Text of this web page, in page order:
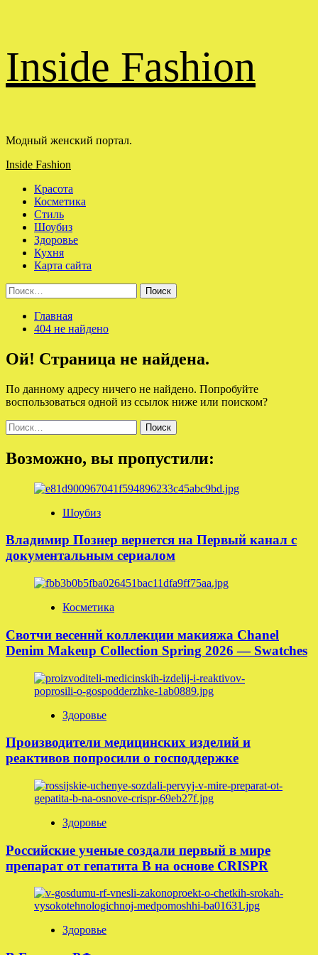
содержимому
Inside Fashion
Модный женский портал.
Основное
Inside Fashion
Красота
Косметика
Стиль
Шоубиз
Здоровье
Кухня
Карта сайта
Найти:
Главная
404 не найдено
Ой! Страница не найдена.
По данному адресу ничего не найдено. Попробуйте
воспользоваться одной из ссылок ниже или поиском?
Найти:
Возможно, вы пропустили:
Шоубиз
Владимир Познер вернется на Первый канал с
документальным сериалом
Косметика
Свотчи весеннй коллекции макияжа Chanel
Denim Makeup Collection Spring 2026 — Swatches
Здоровье
Производители медицинских изделий и
реактивов попросили о господдержке
Здоровье
Российские ученые создали первый в мире
препарат от гепатита B на основе CRISPR
Здоровье